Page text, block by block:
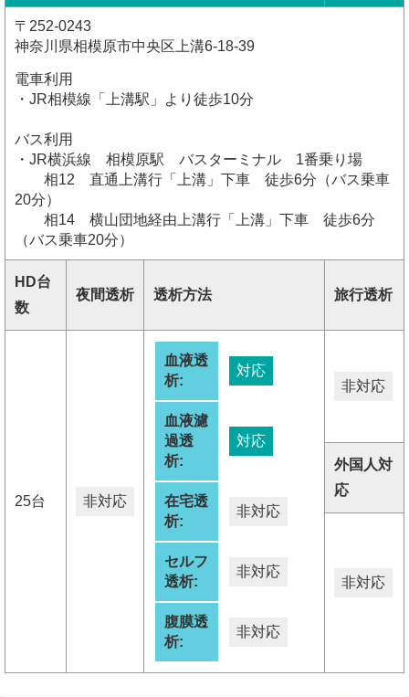
〒252-0243
神奈川県相模原市中央区上溝6-18-39
電車利用
・JR相模線「上溝駅」より徒歩10分
バス利用
・JR横浜線 相模原駅 バスターミナル 1番乗り場
相12 直通上溝行「上溝」下車 徒歩6分（バス乗車
20分）
相14 横山団地経由上溝行「上溝」下車 徒歩6分
（バス乗車20分）
HD台
数
夜間透析 透析方法 旅行透析
25台 非対応
血液透
析:
対応
血液濾
過透
析:
対応
在宅透
析:
非対応
セルフ
透析:
非対応
腹膜透
析:
非対応
非対応
外国人対
応
非対応